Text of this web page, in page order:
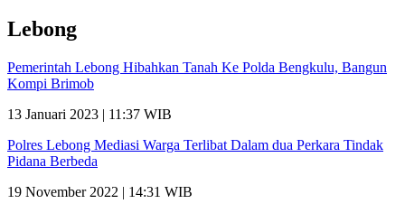
Lebong
Pemerintah Lebong Hibahkan Tanah Ke Polda Bengkulu, Bangun
Kompi Brimob
13 Januari 2023 | 11:37 WIB
Polres Lebong Mediasi Warga Terlibat Dalam dua Perkara Tindak
Pidana Berbeda
19 November 2022 | 14:31 WIB